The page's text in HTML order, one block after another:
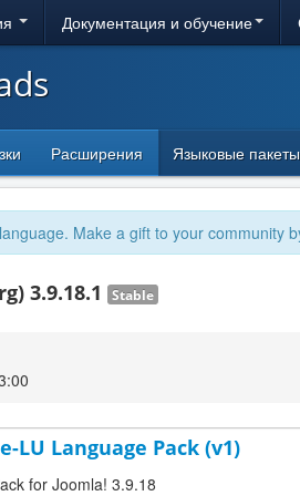
Документация и обучение
Расширения Языковые пакеты
Make a gift to your community
3.9.18.1 Stable
LU Language Pack (v1)
for Joomla! 3.9.18